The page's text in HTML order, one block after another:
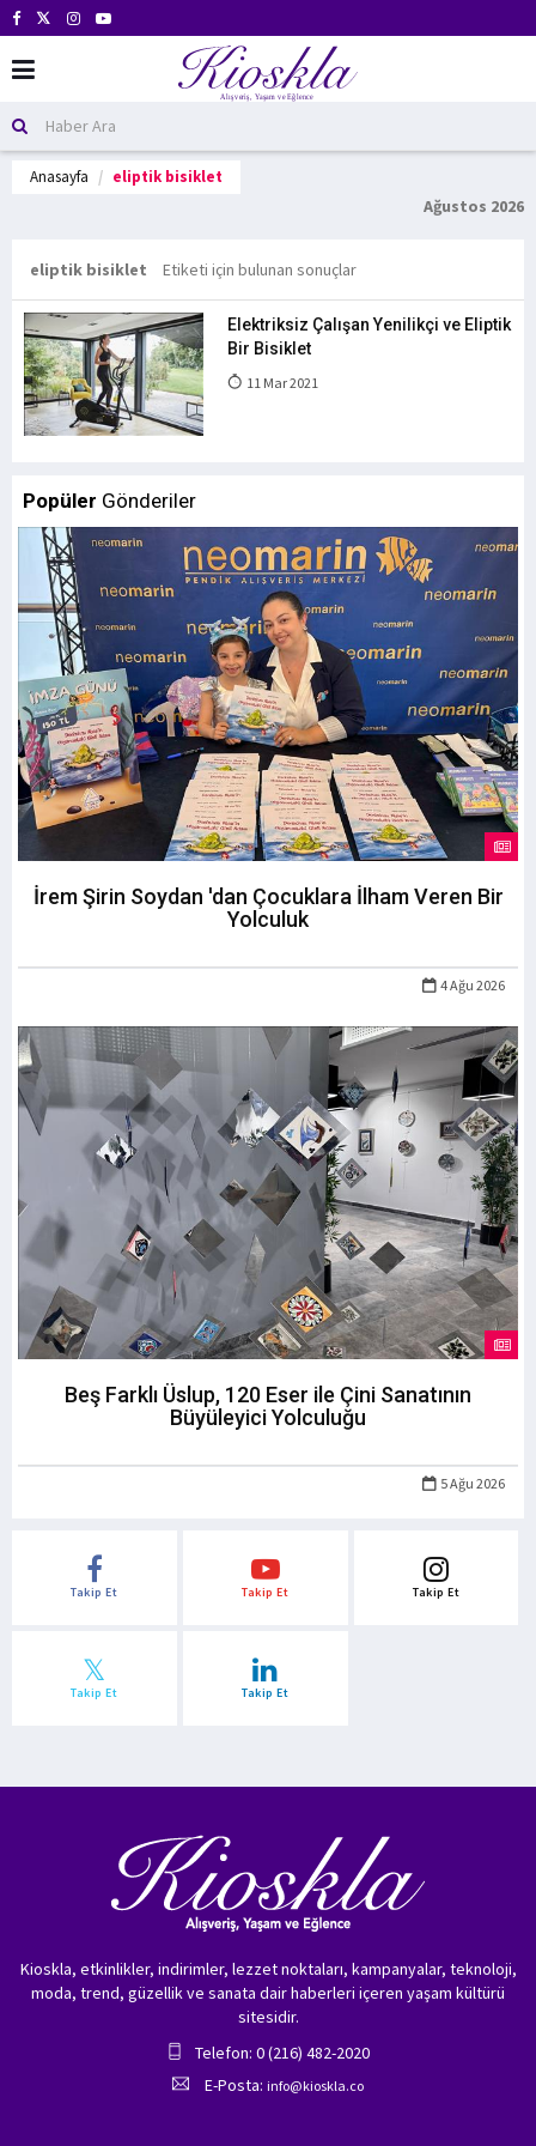
Anasayfa eliptik bisiklet
Ağustos 2026
eliptik bisiklet Etiketi için bulunan sonuçlar
Elektriksiz Çalışan Yenilikçi ve Eliptik
Bir Bisiklet
11 Mar 2021
Popüler Gönderiler
İrem Şirin Soydan 'dan Çocuklara İlham Veren Bir
Yolculuk
4 Ağu 2026
Beş Farklı Üslup, 120 Eser ile Çini Sanatının
Büyüleyici Yolculuğu
5 Ağu 2026
Takip Et Takip Et Takip Et
Takip Et Takip Et
Kioskla, etkinlikler, indirimler, lezzet noktaları, kampanyalar, teknoloji,
moda, trend, güzellik ve sanata dair haberleri içeren yaşam kültürü
sitesidir.
Telefon: 0 (216) 482-2020
E-Posta: info@kioskla.co